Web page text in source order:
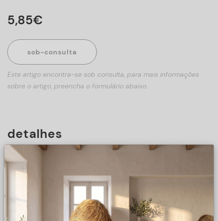
5,85€
sob-consulta
Este artigo encontra-se sob consulta, para mais informações
sobre o artigo, preencha o formulário abaixo.
detalhes